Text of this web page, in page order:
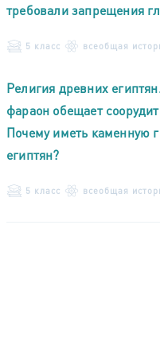
требовали запрещения
5 класс всеобщая
Религия древних
фараон обещает
Почему иметь каменную
египтян?
5 класс всеобщая